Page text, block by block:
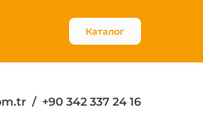
Каталог
/ +90 342 337 24 16